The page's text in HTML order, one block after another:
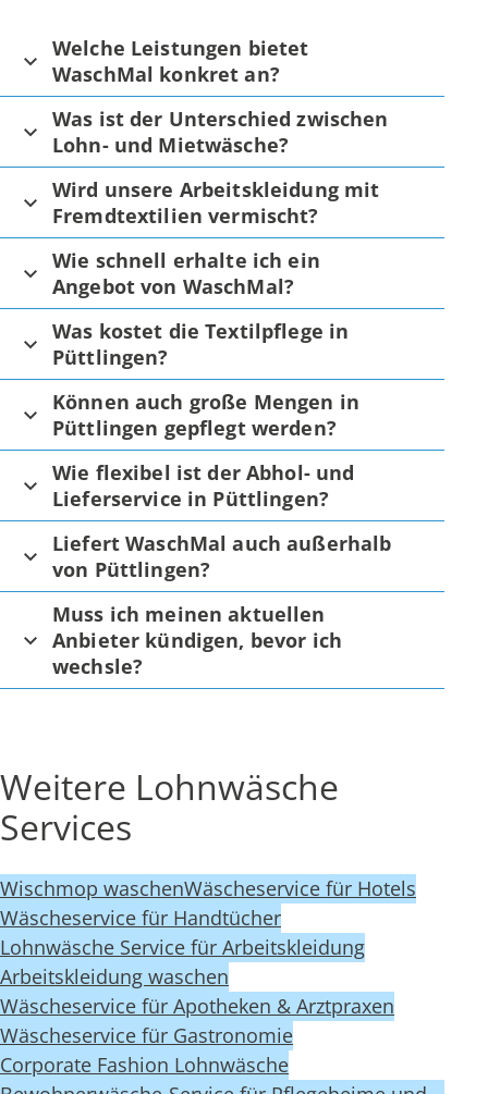
Welche Leistungen bietet
WaschMal konkret an?
Was ist der Unterschied zwischen
Lohn- und Mietwäsche?
Wird unsere Arbeitskleidung mit
Fremdtextilien vermischt?
Wie schnell erhalte ich ein
Angebot von WaschMal?
Was kostet die Textilpflege in
Püttlingen?
Können auch große Mengen in
Püttlingen gepflegt werden?
Wie flexibel ist der Abhol- und
Lieferservice in Püttlingen?
Liefert WaschMal auch außerhalb
von Püttlingen?
Muss ich meinen aktuellen
Anbieter kündigen, bevor ich
wechsle?
Weitere Lohnwäsche
Services
Wischmop waschenWäscheservice für Hotels
Wäscheservice für Handtücher
Lohnwäsche Service für Arbeitskleidung
Arbeitskleidung waschen
Wäscheservice für Apotheken & Arztpraxen
Wäscheservice für Gastronomie
Corporate Fashion Lohnwäsche